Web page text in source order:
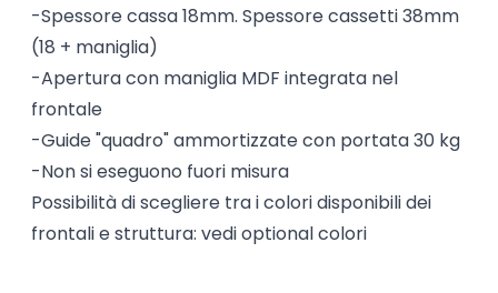
-Spessore cassa 18mm. Spessore cassetti 38mm
(18 + maniglia)
-Apertura con maniglia MDF integrata nel
frontale
-Guide "quadro" ammortizzate con portata 30 kg
-Non si eseguono fuori misura
Possibilità di scegliere tra i colori disponibili dei
frontali e struttura: vedi optional colori